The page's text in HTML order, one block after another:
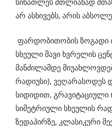
არ ასხივებს, არის
ფარდობითობის ზოგადი
სხეული შავი ხვრელის
მანძილამდე
რადიუსი), ვეღარასოდეს
სიდიდით,
სიმეტრიული სხეულის
ზედაპირზე, კლასიკური